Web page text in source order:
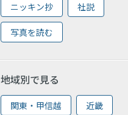
ニッキン抄 社説
写真を読む
地域別で見る
関東・甲信越 近畿